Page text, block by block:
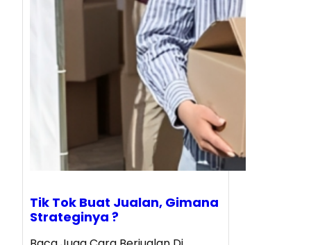
Tik Tok Buat Jualan, Gimana
Strateginya ?